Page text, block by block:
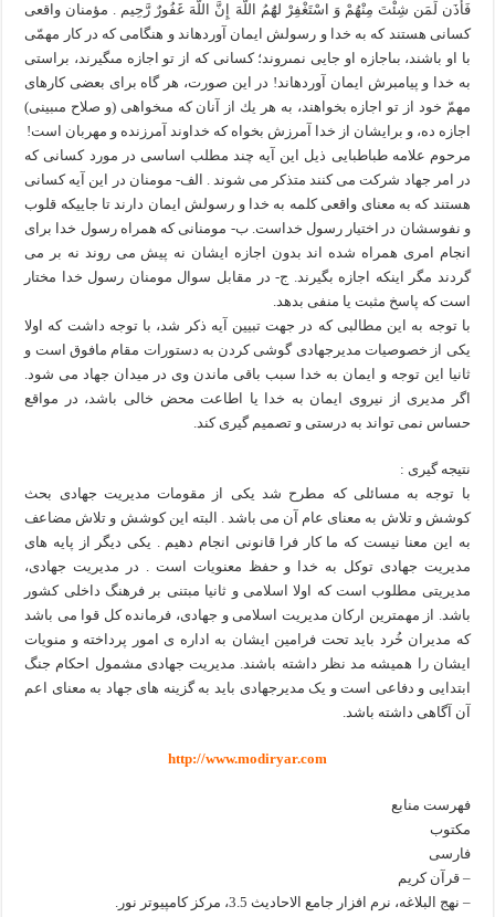
فَأْذَن لِّمَن شِئْتَ مِنْهُمْ وَ اسْتَغْفِرْ لهَُمُ اللَّهَ إِنَّ اللَّهَ غَفُورٌ رَّحِيم‏ . مؤمنان واقعى
كسانى هستند كه به خدا و رسولش ايمان آورده‏اند و هنگامى كه در كار مهمّى
با او باشند، بى‏اجازه او جايى نمى‏روند؛ كسانى كه از تو اجازه مى‏گيرند، براستى
به خدا و پيامبرش ايمان آورده‏اند! در اين صورت، هر گاه براى بعضى كارهاى
مهمّ خود از تو اجازه بخواهند، به هر يك از آنان كه مى‏خواهى (و صلاح مى‏بينى)
اجازه ده، و برايشان از خدا آمرزش بخواه كه خداوند آمرزنده و مهربان است!
مرحوم علامه طباطبایی ذیل این آیه چند مطلب اساسی در مورد کسانی که
در امر جهاد شرکت می کنند متذکر می شوند . الف- مومنان در این آیه کسانی
هستند که به معنای واقعی کلمه به خدا و رسولش ایمان دارند تا جاییکه قلوب
و نفوسشان در اختیار رسول خداست. ب- مومنانی که همراه رسول خدا برای
انجام امری همراه شده اند بدون اجازه ایشان نه پیش می روند نه بر می
گردند مگر اینکه اجازه بگیرند. ج- در مقابل سوال مومنان رسول خدا مختار
است که پاسخ مثبت یا منفی بدهد.
با توجه به این مطالبی که در جهت تبیین آیه ذکر شد، با توجه داشت که اولا
یکی از خصوصیات مدیرجهادی گوشی کردن به دستورات مقام مافوق است و
ثانیا این توجه و ایمان به خدا سبب باقی ماندن وی در میدان جهاد می شود.
اگر مدیری از نیروی ایمان به خدا یا اطاعت محض خالی باشد، در مواقع
حساس نمی تواند به درستی و تصمیم گیری کند.
نتیجه گیری :
با توجه به مسائلی که مطرح شد یکی از مقومات مدیریت جهادی بحث
کوشش و تلاش به معنای عام آن می باشد . البته این کوشش و تلاش مضاعف
به این معنا نیست که ما کار فرا قانونی انجام دهیم . یکی دیگر از پایه های
مدیریت جهادی توکل به خدا و حفظ معنویات است . در مدیریت جهادی،
مدیریتی مطلوب است که اولا اسلامی و ثانیا مبتنی بر فرهنگ داخلی کشور
باشد. از مهمترین ارکان مدیریت اسلامی و جهادی، فرمانده کل قوا می باشد
که مدیران خُرد باید تحت فرامین ایشان به اداره ی امور پرداخته و منویات
ایشان را همیشه مد نظر داشته باشند. مدیریت جهادی مشمول احکام جنگ
ابتدایی و دفاعی است و یک مدیرجهادی باید به گزینه های جهاد به معنای اعم
آن آگاهی داشته باشد.
http://www.modiryar.com
فهرست منابع
مکتوب
فارسی
– قرآن کریم
– نهج البلاغه، نرم افزار جامع الاحادیث 3.5، مرکز کامپیوتر نور.